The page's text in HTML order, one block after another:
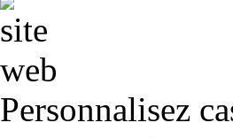
Personnalisez